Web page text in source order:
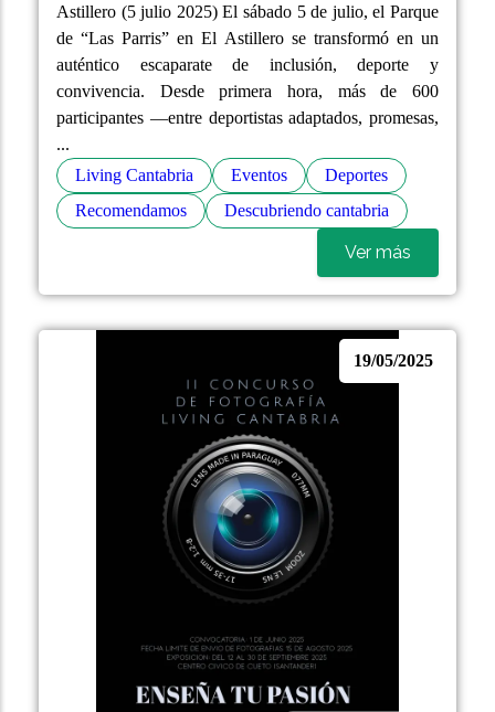
Astillero (5 julio 2025) El sábado 5 de julio, el Parque
de “Las Parris” en El Astillero se transformó en un
auténtico escaparate de inclusión, deporte y
convivencia. Desde primera hora, más de 600
participantes —entre deportistas adaptados, promesas,
...
Living Cantabria
Eventos
Deportes
Recomendamos
Descubriendo cantabria
Ver más
19/05/2025